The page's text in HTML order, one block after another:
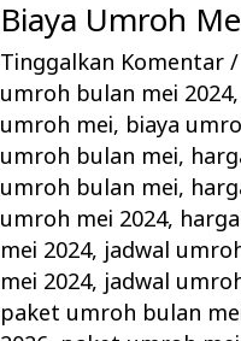
Biaya Umroh
Tinggalkan Komentar /
umroh bulan mei 2024,
umroh mei, biaya
umroh bulan mei,
umroh bulan mei,
umroh mei 2024,
mei 2024, jadwal
mei 2024, jadwal
paket umroh bulan
Biaya
Umroh
Mei
Alhijaz
Murah
Berkualitas